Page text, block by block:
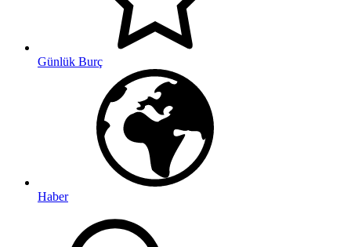
Günlük Burç
Haber